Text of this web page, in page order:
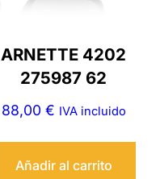
ARNETTE 4202
275987 62
88,00 € IVA incluido
Añadir al carrito